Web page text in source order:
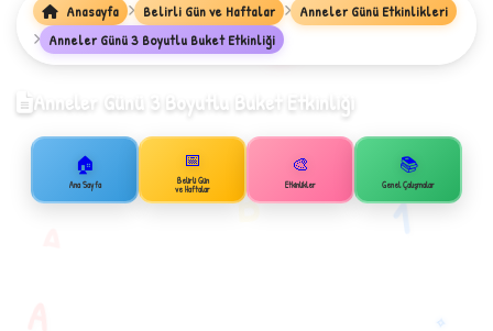
B
★
✧
Anasayfa Belirli Gün ve Haftalar
Anneler Günü Etkinlikleri
Anneler Günü 3 Boyutlu Buket Etkinliği
Anneler Günü 3 Boyutlu Buket Etkinliği
🏠
Ana Sayfa
📅
Belirli Gün
ve Haftalar
🎨
Etkinlikler
📚
Genel Çalışmalar
1